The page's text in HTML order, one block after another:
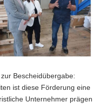
Bescheidübergabe:
ist diese Förderung eine
Unternehmer prägen